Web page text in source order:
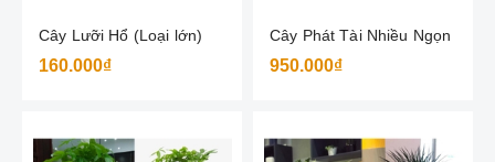
Cây Lưỡi Hổ (Loại lớn)
160.000₫
Cây Phát Tài Nhiều Ngọn
950.000₫